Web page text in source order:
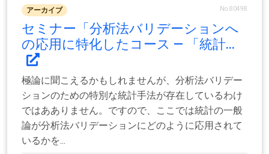
アーカイブ No.80498
セミナー「分析法バリデーションへ
の応用に特化したコース — 「統計...
極論に聞こえるかもしれませんが、分析法バリデー
ションのための特別な統計手法が存在しているわけ
ではあありません。ですので、ここでは統計の一般
論が分析法バリデーションにどのように応用されて
いるかを...